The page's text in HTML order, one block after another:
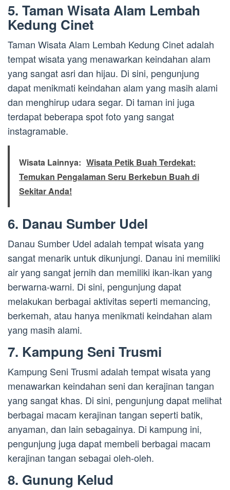
5. Taman Wisata Alam Lembah
Kedung Cinet
Taman Wisata Alam Lembah Kedung Cinet adalah
tempat wisata yang menawarkan keindahan alam
yang sangat asri dan hijau. Di sini, pengunjung
dapat menikmati keindahan alam yang masih alami
dan menghirup udara segar. Di taman ini juga
terdapat beberapa spot foto yang sangat
instagramable.
Wisata Lainnya: Wisata Petik Buah Terdekat:
Temukan Pengalaman Seru Berkebun Buah di
Sekitar Anda!
6. Danau Sumber Udel
Danau Sumber Udel adalah tempat wisata yang
sangat menarik untuk dikunjungi. Danau ini memiliki
air yang sangat jernih dan memiliki ikan-ikan yang
berwarna-warni. Di sini, pengunjung dapat
melakukan berbagai aktivitas seperti memancing,
berkemah, atau hanya menikmati keindahan alam
yang masih alami.
7. Kampung Seni Trusmi
Kampung Seni Trusmi adalah tempat wisata yang
menawarkan keindahan seni dan kerajinan tangan
yang sangat khas. Di sini, pengunjung dapat melihat
berbagai macam kerajinan tangan seperti batik,
anyaman, dan lain sebagainya. Di kampung ini,
pengunjung juga dapat membeli berbagai macam
kerajinan tangan sebagai oleh-oleh.
8. Gunung Kelud